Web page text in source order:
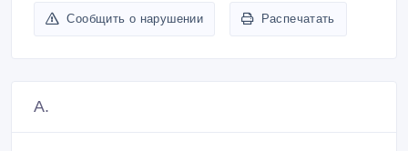
Сообщить о нарушении Распечатать
A.